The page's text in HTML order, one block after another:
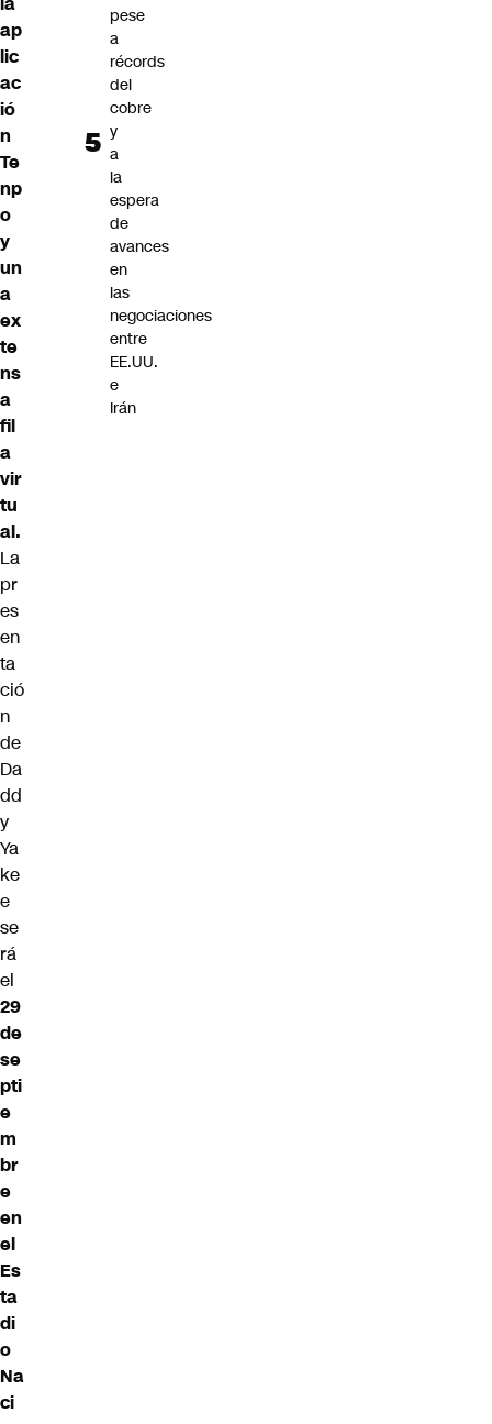
ap
lic
ac
ió
n
Te
np
o
y
un
a
ex
te
ns
a
fil
a
vir
tu
al.
La
pr
es
en
ta
ció
n
de
Da
dd
y
Ya
ke
e
se
rá
el
29
de
se
pti
e
m
br
e
en
el
Es
ta
di
o
Na
ci
pese
a
récords
del
cobre
y
a
la
espera
de
avances
en
las
negociaciones
entre
EE.UU.
e
Irán